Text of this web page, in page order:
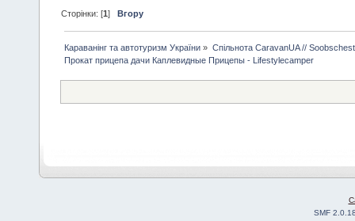
Сторінки: [1] Вгору
Караванінг та автотуризм України » Спільнота CaravanUA //
Прокат прицепа дачи Каплевидные Прицепы - Lifestylecamper
SMF